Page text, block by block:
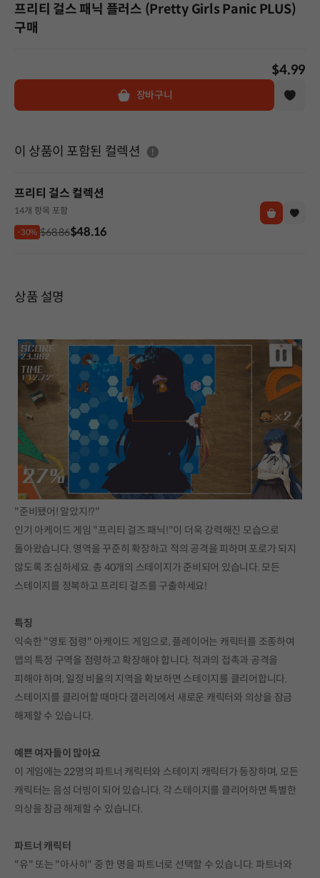
프리티 걸스 패닉 플러스 (Pretty Girls Panic PLUS)
구매
$4.99
장바구니
이 상품이 포함된 컬렉션 도움말
프리티 걸스 컬렉션
14개 항목 포함
-30% $68.86$48.16
상품 설명
"준비됐어! 알았지!?"
인기 아케이드 게임 "프리티 걸즈 패닉!"이 더욱 강력해진 모습으로
돌아왔습니다. 영역을 꾸준히 확장하고 적의 공격을 피하며 포로가 되지
않도록 조심하세요. 총 40개의 스테이지가 준비되어 있습니다. 모든
스테이지를 정복하고 프리티 걸즈를 구출하세요!
특징
익숙한 "영토 점령" 아케이드 게임으로, 플레이어는 캐릭터를 조종하여
맵의 특정 구역을 점령하고 확장해야 합니다. 적과의 접촉과 공격을
피해야 하며, 일정 비율의 지역을 확보하면 스테이지를 클리어합니다.
스테이지를 클리어할 때마다 갤러리에서 새로운 캐릭터와 의상을 잠금
해제할 수 있습니다.
예쁜 여자들이 많아요
이 게임에는 22명의 파트너 캐릭터와 스테이지 캐릭터가 등장하며, 모든
캐릭터는 음성 더빙이 되어 있습니다. 각 스테이지를 클리어하면 특별한
의상을 잠금 해제할 수 있습니다.
파트너 캐릭터
"유" 또는 "아사히" 중 한 명을 파트너로 선택할 수 있습니다. 파트너와